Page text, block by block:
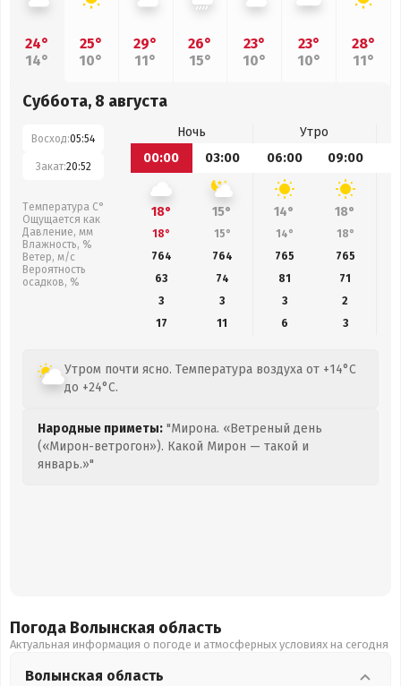
24°
14°
25°
10°
29°
11°
26°
15°
23°
10°
23°
10°
28°
11°
Суббота, 8 августа
Восход:05:54
Закат:20:52
Температура С°
Ощущается как
Давление, мм
Влажность, %
Ветер, м/с
Вероятность
осадков, %
Ночь
Утро
00:00
03:00 06:00 09:00
18° 15° 14° 18°
18° 15° 14° 18°
764
764 765 765
63
74 81 71
3
3 3
2
17
11 6 3
Утром почти ясно. Температура воздуха от +14°C
до +24°C.
Народные приметы: "Мирона. «Ветреный день
(«Мирон-ветрогон»). Какой Мирон — такой и
январь.»"
Погода Волынская область
Актуальная информация о погоде и атмосферных условиях на сегодня
Волынская область